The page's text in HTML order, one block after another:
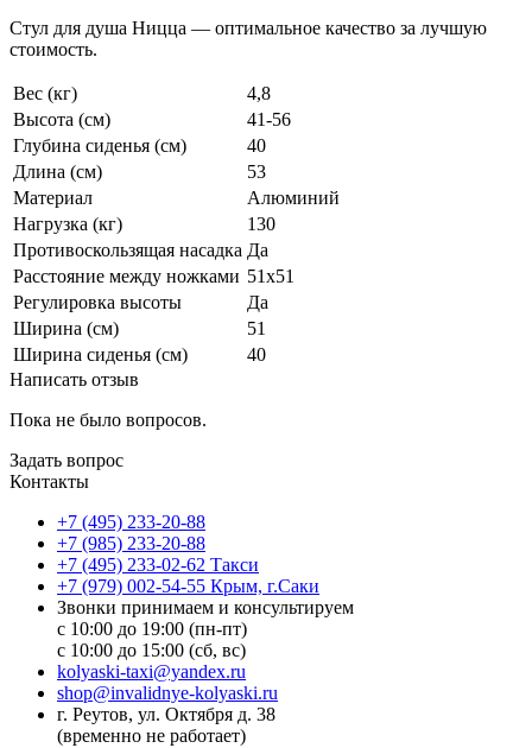
Стул для душа Ницца — оптимальное качество за лучшую
стоимость.
Вес (кг)
4,8
Высота (см)
41-56
Глубина сиденья (см)
40
Длина (см)
53
Материал
Алюминий
Нагрузка (кг)
130
Противоскользящая насадка Да
Расстояние между ножками 51х51
Регулировка высоты
Да
Ширина (см)
51
Ширина сиденья (см)
40
Написать отзыв
Пока не было вопросов.
Задать вопрос
Контакты
+7 (495) 233-20-88
+7 (985) 233-20-88
+7 (495) 233-02-62 Такси
+7 (979) 002-54-55 Крым, г.Саки
Звонки принимаем и консультируем
с 10:00 до 19:00 (пн-пт)
с 10:00 до 15:00 (сб, вс)
kolyaski-taxi@yandex.ru
shop@invalidnye-kolyaski.ru
г. Реутов, ул. Октября д. 38
(временно не работает)